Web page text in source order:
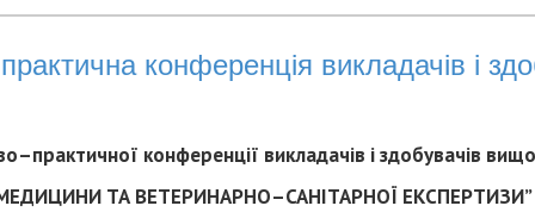
конференція викладачів і
–практичної конференції викладачів і здобувачів
ТА ВЕТЕРИНАРНО–САНІТАРНОЇ